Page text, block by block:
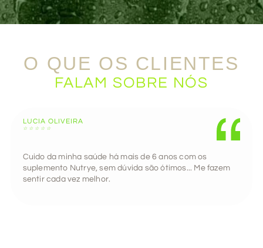
O QUE OS CLIENTES
FALAM SOBRE NÓS
LUCIA OLIVEIRA
☆ ☆ ☆ ☆ ☆
Cuido da minha saúde há mais de 6 anos com os
suplemento Nutrye, sem dúvida são ótimos... Me fazem
sentir cada vez melhor.